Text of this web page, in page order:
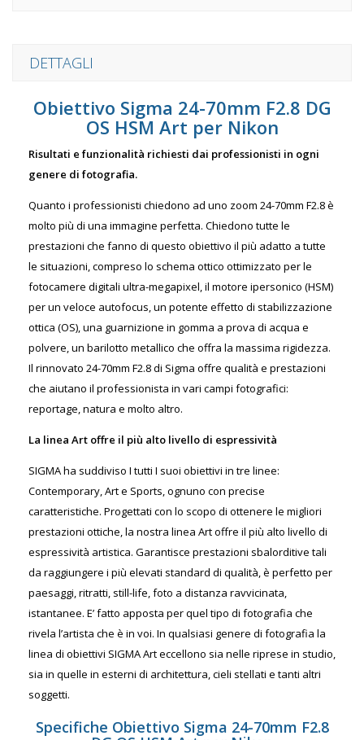
DETTAGLI
Obiettivo Sigma 24-70mm F2.8 DG
OS HSM Art per Nikon
Risultati e funzionalità richiesti dai professionisti in ogni
genere di fotografia.
Quanto i professionisti chiedono ad uno zoom 24-70mm F2.8 è
molto più di una immagine perfetta. Chiedono tutte le
prestazioni che fanno di questo obiettivo il più adatto a tutte
le situazioni, compreso lo schema ottico ottimizzato per le
fotocamere digitali ultra-megapixel, il motore ipersonico (HSM)
per un veloce autofocus, un potente effetto di stabilizzazione
ottica (OS), una guarnizione in gomma a prova di acqua e
polvere, un barilotto metallico che offra la massima rigidezza.
Il rinnovato 24-70mm F2.8 di Sigma offre qualità e prestazioni
che aiutano il professionista in vari campi fotografici:
reportage, natura e molto altro.
La linea Art offre il più alto livello di espressività
SIGMA ha suddiviso I tutti I suoi obiettivi in tre linee:
Contemporary, Art e Sports, ognuno con precise
caratteristiche. Progettati con lo scopo di ottenere le migliori
prestazioni ottiche, la nostra linea Art offre il più alto livello di
espressività artistica. Garantisce prestazioni sbalorditive tali
da raggiungere i più elevati standard di qualità, è perfetto per
paesaggi, ritratti, still-life, foto a distanza ravvicinata,
istantanee. E’ fatto apposta per quel tipo di fotografia che
rivela l’artista che è in voi. In qualsiasi genere di fotografia la
linea di obiettivi SIGMA Art eccellono sia nelle riprese in studio,
sia in quelle in esterni di architettura, cieli stellati e tanti altri
soggetti.
Specifiche Obiettivo Sigma 24-70mm F2.8